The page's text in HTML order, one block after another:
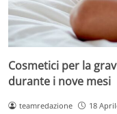
Cosmetici per la
durante i nove mesi
teamredazione 18